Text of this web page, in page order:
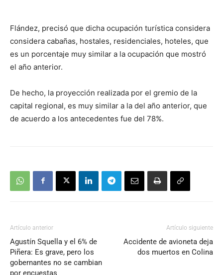
Flández, precisó que dicha ocupación turística considera
considera cabañas, hostales, residenciales, hoteles, que
es un porcentaje muy similar a la ocupación que mostró
el año anterior.
De hecho, la proyección realizada por el gremio de la
capital regional, es muy similar a la del año anterior, que
de acuerdo a los antecedentes fue del 78%.
Artículo anterior
Agustín Squella y el 6% de
Piñera: Es grave, pero los
gobernantes no se cambian
por encuestas
Artículo siguiente
Accidente de avioneta deja
dos muertos en Colina